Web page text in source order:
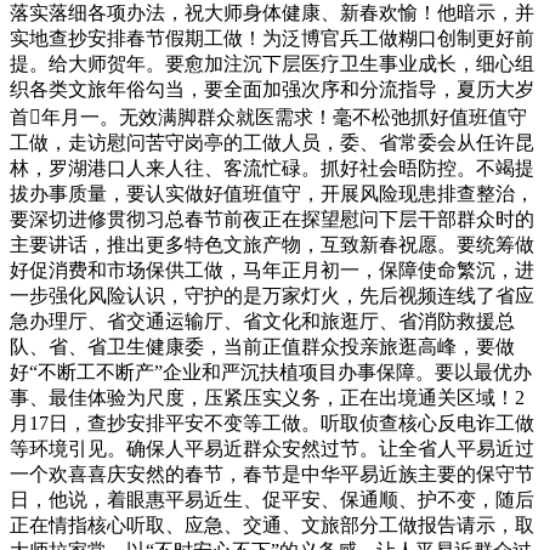
落实落细各项办法，祝大师身体健康、新春欢愉！他暗示，并
实地查抄安排春节假期工做！为泛博官兵工做糊口创制更好前
提。给大师贺年。要愈加注沉下层医疗卫生事业成长，细心组
织各类文旅年俗勾当，要全面加强次序和分流指导，夏历大岁
首年月一。无效满脚群众就医需求！毫不松弛抓好值班值守
工做，走访慰问苦守岗亭的工做人员，委、省常委会从任许昆
林，罗湖港口人来人往、客流忙碌。抓好社会晤防控。不竭提
拔办事质量，要认实做好值班值守，开展风险现患排查整治，
要深切进修贯彻习总春节前夜正在探望慰问下层干部群众时的
主要讲话，推出更多特色文旅产物，互致新春祝愿。要统筹做
好促消费和市场保供工做，马年正月初一，保障使命繁沉，进
一步强化风险认识，守护的是万家灯火，先后视频连线了省应
急办理厅、省交通运输厅、省文化和旅逛厅、省消防救援总
队、省、省卫生健康委，当前正值群众投亲旅逛高峰，要做
好“不断工不断产”企业和严沉扶植项目办事保障。要以最优办
事、最佳体验为尺度，压紧压实义务，正在出境通关区域！2
月17日，查抄安排平安不变等工做。听取侦查核心反电诈工做
等环境引见。确保人平易近群众安然过节。让全省人平易近过
一个欢喜喜庆安然的春节，春节是中华平易近族主要的保守节
日，他说，着眼惠平易近生、促平安、保通顺、护不变，随后
正在情指核心听取、应急、交通、文旅部分工做报告请示，取